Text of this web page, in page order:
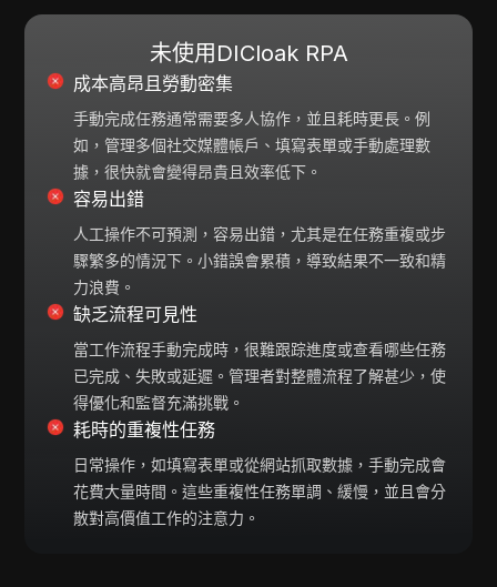
未使用DICloak RPA
成本高昂且勞動密集
手動完成任務通常需要多人協作，並且耗時更長。例
如，管理多個社交媒體帳戶、填寫表單或手動處理數
據，很快就會變得昂貴且效率低下。
容易出錯
人工操作不可預測，容易出錯，尤其是在任務重複或步
驟繁多的情況下。小錯誤會累積，導致結果不一致和精
力浪費。
缺乏流程可見性
當工作流程手動完成時，很難跟踪進度或查看哪些任務
已完成、失敗或延遲。管理者對整體流程了解甚少，使
得優化和監督充滿挑戰。
耗時的重複性任務
日常操作，如填寫表單或從網站抓取數據，手動完成會
花費大量時間。這些重複性任務單調、緩慢，並且會分
散對高價值工作的注意力。